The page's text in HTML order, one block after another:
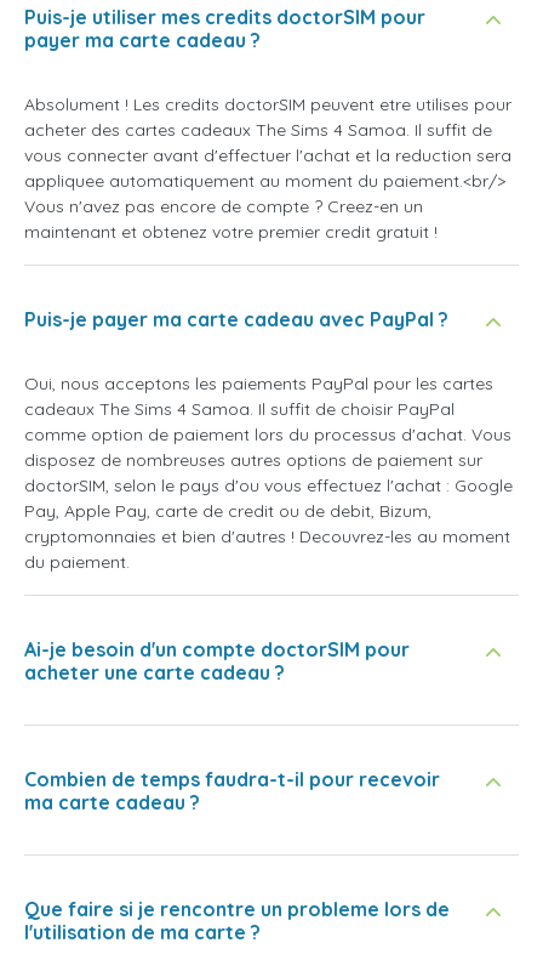
Puis-je utiliser mes credits doctorSIM pour
payer ma carte cadeau ?
Absolument ! Les credits doctorSIM peuvent etre utilises pour
acheter des cartes cadeaux The Sims 4 Samoa. Il suffit de
vous connecter avant d'effectuer l'achat et la reduction sera
appliquee automatiquement au moment du paiement.<br/>
Vous n'avez pas encore de compte ? Creez-en un
maintenant et obtenez votre premier credit gratuit !
Puis-je payer ma carte cadeau avec PayPal ?
Oui, nous acceptons les paiements PayPal pour les cartes
cadeaux The Sims 4 Samoa. Il suffit de choisir PayPal
comme option de paiement lors du processus d'achat. Vous
disposez de nombreuses autres options de paiement sur
doctorSIM, selon le pays d'ou vous effectuez l'achat : Google
Pay, Apple Pay, carte de credit ou de debit, Bizum,
cryptomonnaies et bien d'autres ! Decouvrez-les au moment
du paiement.
Ai-je besoin d'un compte doctorSIM pour
acheter une carte cadeau ?
Combien de temps faudra-t-il pour recevoir
ma carte cadeau ?
Que faire si je rencontre un probleme lors de
l'utilisation de ma carte ?